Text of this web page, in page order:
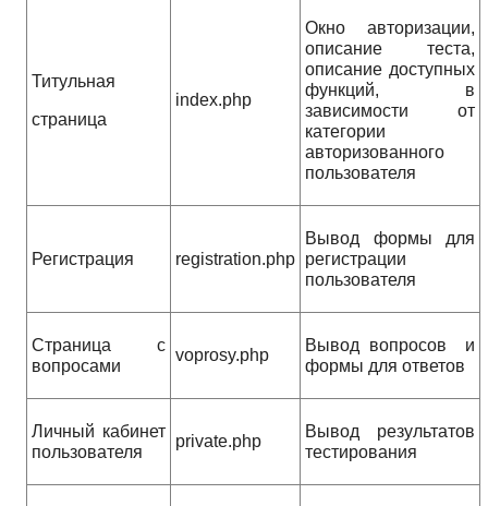
Титульная
страница
index.php
Окно авторизации,
описание теста,
описание доступных
функций, в
зависимости от
категории
авторизованного
пользователя
Регистрация registration.php
Вывод формы для
регистрации
пользователя
Страница с
вопросами
voprosy.php
Вывод вопросов и
формы для ответов
Личный кабинет
пользователя
private.php
Вывод результатов
тестирования